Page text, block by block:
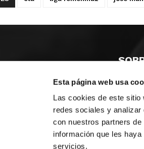
Esta página web usa
Las cookies de este sitio
redes sociales y
con nuestros partners
información que les
servicios.